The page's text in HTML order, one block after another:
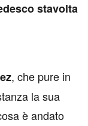
stavolta
, che pure in
la sua
è andato